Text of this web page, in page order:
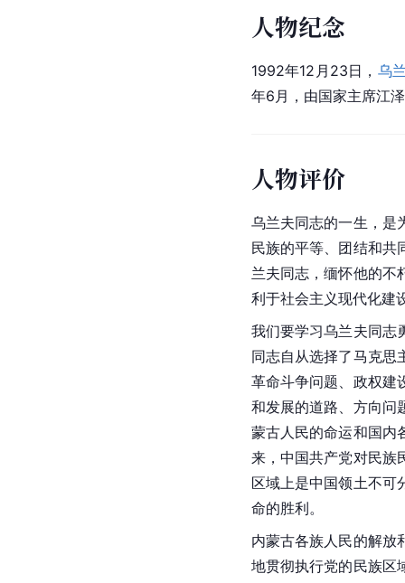
人物纪念
1992年12月23日， 乌
年6月，由国家主席江
人物评价
乌兰夫同志的一生，是
民族的平等、团结和共
兰夫同志，缅怀他的不
利于社会主义现代化建
我们要学习乌兰夫同志
同志自从选择了马克思
革命斗争问题、政权建
和发展的道路、方向问
蒙古人民的命运和国内
来，中国共产党对民族
区域上是中国领土不可
命的胜利。
内蒙古各族人民的解放
地贯彻执行党的民族区